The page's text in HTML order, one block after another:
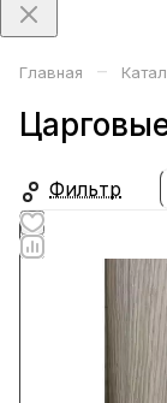
Главная –
Фильтр